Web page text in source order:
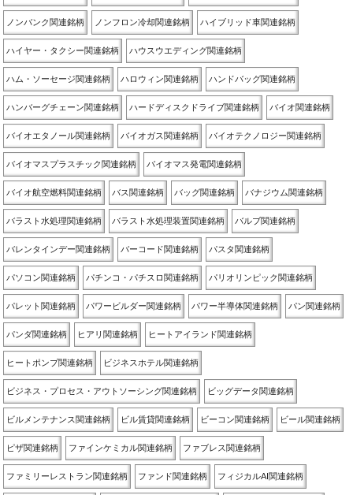
ノンバンク関連銘柄 ノンフロン冷却関連銘柄 ハイブリッド車関連銘柄
ハイヤー・タクシー関連銘柄 ハウスウエディング関連銘柄
ハム・ソーセージ関連銘柄 ハロウィン関連銘柄 ハンドバッグ関連銘柄
ハンバーグチェーン関連銘柄 ハードディスクドライブ関連銘柄 バイオ関連銘柄
バイオエタノール関連銘柄 バイオガス関連銘柄 バイオテクノロジー関連銘柄
バイオマスプラスチック関連銘柄 バイオマス発電関連銘柄
バイオ航空燃料関連銘柄 バス関連銘柄 バッグ関連銘柄 バナジウム関連銘柄
バラスト水処理関連銘柄 バラスト水処理装置関連銘柄 バルブ関連銘柄
バレンタインデー関連銘柄 バーコード関連銘柄 パスタ関連銘柄
パソコン関連銘柄 パチンコ・パチスロ関連銘柄 パリオリンピック関連銘柄
パレット関連銘柄 パワービルダー関連銘柄 パワー半導体関連銘柄 パン関連銘柄
パンダ関連銘柄 ヒアリ関連銘柄 ヒートアイランド関連銘柄
ヒートポンプ関連銘柄 ビジネスホテル関連銘柄
ビジネス・プロセス・アウトソーシング関連銘柄 ビッグデータ関連銘柄
ビルメンテナンス関連銘柄 ビル賃貸関連銘柄 ビーコン関連銘柄 ビール関連銘柄
ピザ関連銘柄 ファインケミカル関連銘柄 ファブレス関連銘柄
ファミリーレストラン関連銘柄 ファンド関連銘柄 フィジカルAI関連銘柄